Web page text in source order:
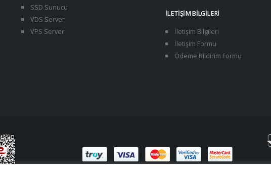
SSD Sunucu
VDS Server
VPS Server
İLETIŞIM BILGILERI
İletişim Bilgileri
İletişim Formu
Ödeme Bildirim Formu